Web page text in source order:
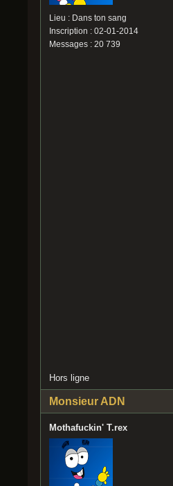
Lieu : Dans ton sang
Inscription : 02-01-2014
Messages : 20 739
Hors ligne
Monsieur ADN
Mothafuckin' T.rex